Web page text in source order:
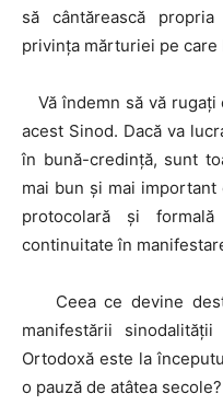
să cântărească
privința mărturiei pe care
Vă îndemn să vă rugați
acest Sinod. Dacă va
în bună-credință, sunt
mai bun și mai
protocolară și
continuitate în
Ceea ce devine
manifestării
Ortodoxă este la
o pauză de atâtea secole?